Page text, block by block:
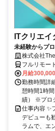
ITクリエ
未経験からプ
株式会社
フルリモート
月給
勤務時間詳
憩時間1時
績） ※プロ
仕事内容 ✨
デビューも
ラムで、エ